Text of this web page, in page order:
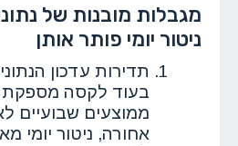
ניטור יומי פותר אותן
תדירות עדכון
בעוד לקסה מספקת
אחורה, ניטור יומי